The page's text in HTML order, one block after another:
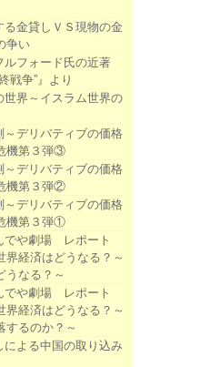
金貸しＶＳ現物の金
争い
ルフォード氏の近著
戦争”』より
世界～イスラム世界の
～デリバティブの価格
機第３弾③
～デリバティブの価格
機第３弾②
～デリバティブの価格
機第３弾①
でや劇場 レポート
経済はどうなる？～
うなる？～
でや劇場 レポート
経済はどうなる？～
するのか？～
による中国の取り込み